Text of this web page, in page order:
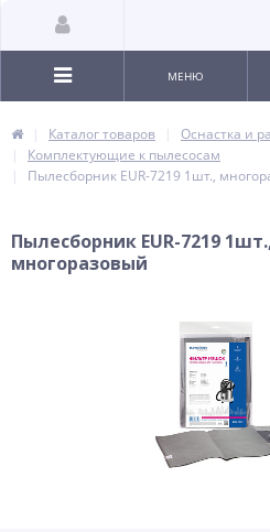
МЕНЮ
Каталог товаров
Оснастка и
Комплектующие к пылесосам
Пылесборник EUR-7219 1шт.,
Пылесборник EUR-7219
многоразовый